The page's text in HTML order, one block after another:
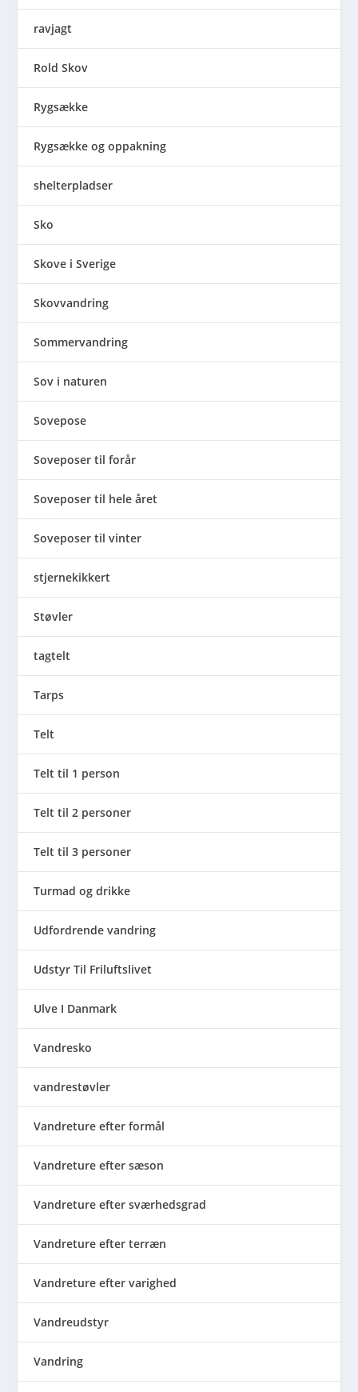
ravjagt
Rold Skov
Rygsække
Rygsække og oppakning
shelterpladser
Sko
Skove i Sverige
Skovvandring
Sommervandring
Sov i naturen
Sovepose
Soveposer til forår
Soveposer til hele året
Soveposer til vinter
stjernekikkert
Støvler
tagtelt
Tarps
Telt
Telt til 1 person
Telt til 2 personer
Telt til 3 personer
Turmad og drikke
Udfordrende vandring
Udstyr Til Friluftslivet
Ulve I Danmark
Vandresko
vandrestøvler
Vandreture efter formål
Vandreture efter sæson
Vandreture efter sværhedsgrad
Vandreture efter terræn
Vandreture efter varighed
Vandreudstyr
Vandring